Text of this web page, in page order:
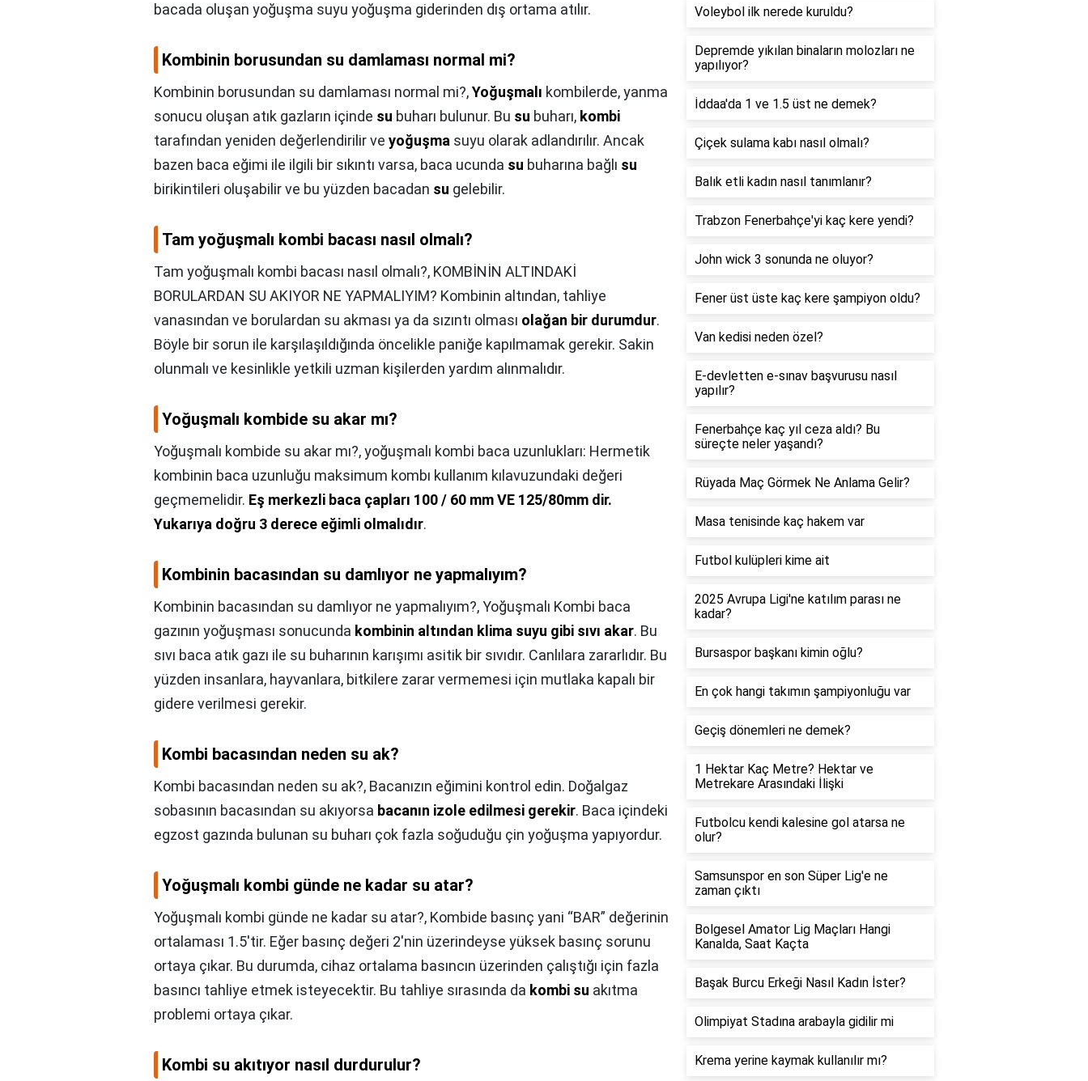
bacada oluşan yoğuşma suyu yoğuşma giderinden dış ortama atılır.
Kombinin borusundan su damlaması normal mi?
Kombinin borusundan su damlaması normal mi?,Yoğuşmalı kombilerde, yanma
sonucu oluşan atık gazların içinde su buharı bulunur. Bu su buharı, kombi
tarafından yeniden değerlendirilir ve yoğuşma suyu olarak adlandırılır. Ancak
bazen baca eğimi ile ilgili bir sıkıntı varsa, baca ucunda su buharına bağlı su
birikintileri oluşabilir ve bu yüzden bacadan su gelebilir.
Tam yoğuşmalı kombi bacası nasıl olmalı?
Tam yoğuşmalı kombi bacası nasıl olmalı?, KOMBİNİN ALTINDAKİ
BORULARDAN SU AKIYOR NE YAPMALIYIM? Kombinin altından, tahliye
vanasından ve borulardan su akması ya da sızıntı olması olağan bir durumdur.
Böyle bir sorun ile karşılaşıldığında öncelikle paniğe kapılmamak gerekir. Sakin
olunmalı ve kesinlikle yetkili uzman kişilerden yardım alınmalıdır.
Yoğuşmalı kombide su akar mı?
Yoğuşmalı kombide su akar mı?,yoğuşmalı kombi baca uzunlukları: Hermetik
kombinin baca uzunluğu maksimum kombı kullanım kılavuzundaki değeri
geçmemelidir. Eş merkezli baca çapları 100 / 60 mm VE 125/80mm dir.
Yukarıya doğru 3 derece eğimli olmalıdır.
Kombinin bacasından su damlıyor ne yapmalıyım?
Kombinin bacasından su damlıyor ne yapmalıyım?,Yoğuşmalı Kombi baca
gazının yoğuşması sonucunda kombinin altından klima suyu gibi sıvı akar. Bu
sıvı baca atık gazı ile su buharının karışımı asitik bir sıvıdır. Canlılara zararlıdır. Bu
yüzden insanlara, hayvanlara, bitkilere zarar vermemesi için mutlaka kapalı bir
gidere verilmesi gerekir.
Kombi bacasından neden su ak?
Kombi bacasından neden su ak?, Bacanızın eğimini kontrol edin. Doğalgaz
sobasının bacasından su akıyorsa bacanın izole edilmesi gerekir. Baca içindeki
egzost gazında bulunan su buharı çok fazla soğuduğu çin yoğuşma yapıyordur.
Yoğuşmalı kombi günde ne kadar su atar?
Yoğuşmalı kombi günde ne kadar su atar?, Kombide basınç yani “BAR” değerinin
ortalaması 1.5'tir. Eğer basınç değeri 2'nin üzerindeyse yüksek basınç sorunu
ortaya çıkar. Bu durumda, cihaz ortalama basıncın üzerinden çalıştığı için fazla
basıncı tahliye etmek isteyecektir. Bu tahliye sırasında da kombi su akıtma
problemi ortaya çıkar.
Kombi su akıtıyor nasıl durdurulur?
Voleybol ilk nerede kuruldu?
Depremde yıkılan binaların molozları ne
yapılıyor?
İddaa'da 1 ve 1.5 üst ne demek?
Çiçek sulama kabı nasıl olmalı?
Balık etli kadın nasıl tanımlanır?
Trabzon Fenerbahçe'yi kaç kere yendi?
John wick 3 sonunda ne oluyor?
Fener üst üste kaç kere şampiyon oldu?
Van kedisi neden özel?
E-devletten e-sınav başvurusu nasıl
yapılır?
Fenerbahçe kaç yıl ceza aldı? Bu
süreçte neler yaşandı?
Rüyada Maç Görmek Ne Anlama Gelir?
Masa tenisinde kaç hakem var
Futbol kulüpleri kime ait
2025 Avrupa Ligi'ne katılım parası ne
kadar?
Bursaspor başkanı kimin oğlu?
En çok hangi takımın şampiyonluğu var
Geçiş dönemleri ne demek?
1 Hektar Kaç Metre? Hektar ve
Metrekare Arasındaki İlişki
Futbolcu kendi kalesine gol atarsa ne
olur?
Samsunspor en son Süper Lig'e ne
zaman çıktı
Bolgesel Amator Lig Maçları Hangi
Kanalda, Saat Kaçta
Başak Burcu Erkeği Nasıl Kadın İster?
Olimpiyat Stadına arabayla gidilir mi
Krema yerine kaymak kullanılır mı?